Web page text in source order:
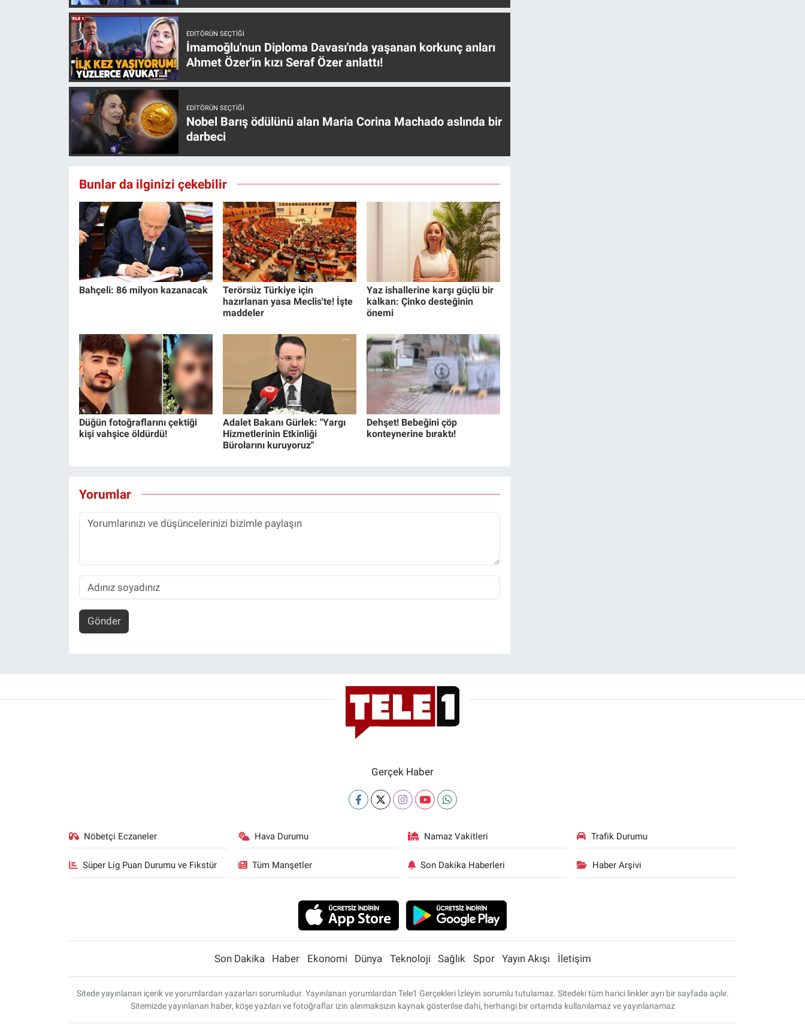
EDITÖRÜN SEÇTIĞI
İmamoğlu'nun Diploma Davası'nda yaşanan korkunç anları
Ahmet Özer'in kızı Seraf Özer anlattı!
EDITÖRÜN SEÇTIĞI
Nobel Barış ödülünü alan Maria Corina Machado aslında bir
darbeci
Bunlar da ilginizi çekebilir
Bahçeli: 86 milyon kazanacak
Terörsüz Türkiye için
hazırlanan yasa Meclis'te! İşte
maddeler
Yaz ishallerine karşı güçlü bir
kalkan: Çinko desteğinin
önemi
Düğün fotoğraflarını çektiği
kişi vahşice öldürdü!
Adalet Bakanı Gürlek: "Yargı
Hizmetlerinin Etkinliği
Bürolarını kuruyoruz"
Dehşet! Bebeğini çöp
konteynerine bıraktı!
Yorumlar
Gönder
Gerçek Haber
Nöbetçi Eczaneler Hava Durumu Namaz Vakitleri Trafik Durumu
Süper Lig Puan Durumu ve Fikstür Tüm Manşetler Son Dakika Haberleri Haber Arşivi
Son Dakika Haber Ekonomi Dünya Teknoloji Sağlık Spor Yayın Akışı İletişim
Sitede yayınlanan içerik ve yorumlardan yazarları sorumludur. Yayınlanan yorumlardan Tele1 Gerçekleri İzleyin sorumlu tutulamaz. Sitedeki tüm harici linkler ayrı bir sayfada açılır.
Sitemizde yayınlanan haber, köşe yazıları ve fotoğraflar izin alınmaksızın kaynak gösterilse dahi, herhangi bir ortamda kullanılamaz ve yayınlanamaz